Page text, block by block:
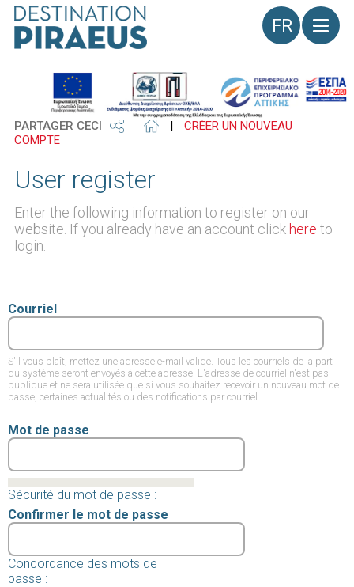
Langue
PARTAGER CECI |
CRÉER UN NOUVEAU
COMPTE
User register
Enter the following information to register on our
website. If you already have an account click here to
login.
Courriel
S'il vous plaît, mettez une adresse e-mail valide. Tous les courriels de la part
du système seront envoyés à cette adresse. L'adresse de courriel n'est pas
publique et ne sera utilisée que si vous souhaitez recevoir un nouveau mot de
passe, certaines actualités ou des notifications par courriel.
Mot de passe
Sécurité du mot de passe :
Confirmer le mot de passe
Concordance des mots de
passe :